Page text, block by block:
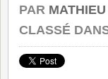
PAR
CLASSÉ